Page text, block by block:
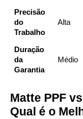
Precisão
do
Trabalho
Alta
Duração
da
Garantia
Médio
Matte PPF
Qual é o